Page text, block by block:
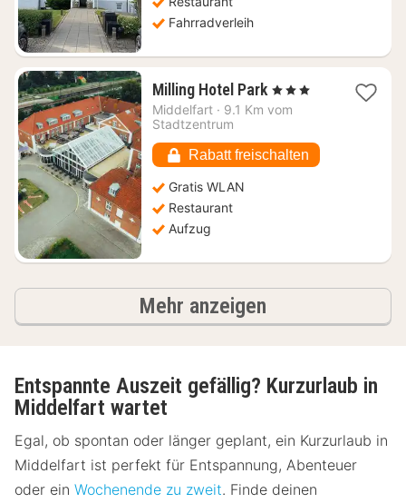
Fahrradverleih
Milling Hotel Park 1
Nacht
€
, 3 Sterne
Middelfart · 9.1 Km vom
Stadtzentrum
Rabatt freischalten
Gratis WLAN
Restaurant
Aufzug
Mehr anzeigen
Entspannte Auszeit gefällig? Kurzurlaub in
Middelfart wartet
Egal, ob spontan oder länger geplant, ein Kurzurlaub in
Middelfart ist perfekt für Entspannung, Abenteuer
oder ein Wochenende zu zweit. Finde deinen